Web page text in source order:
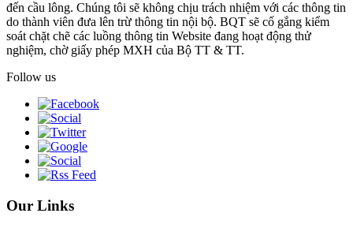
đến cầu lông. Chúng tôi sẽ không chịu trách nhiệm với các thông tin
do thành viên đưa lên trừ thông tin nội bộ. BQT sẽ cố gắng kiểm
soát chặt chẽ các luồng thông tin Website đang hoạt động thử
nghiệm, chờ giấy phép MXH của Bộ TT & TT.
Follow us
Our Links